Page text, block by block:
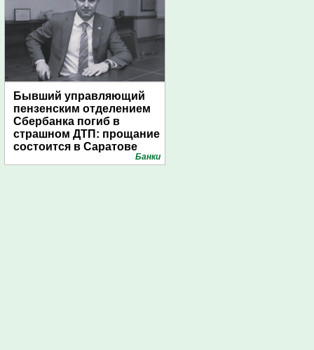
Бывший управляющий
пензенским отделением
Сбербанка погиб в
страшном ДТП: прощание
состоится в Саратове
Банки